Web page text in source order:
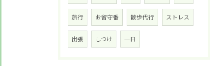
旅行 お留守番 散歩代行 ストレス
出張 しつけ 一日